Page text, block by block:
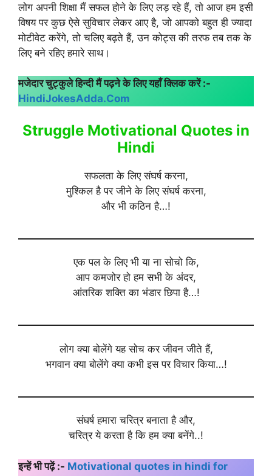
लोग अपनी शिक्षा मैं सफल होने के लिए लड़ रहे हैं, तो आज हम इसी
विषय पर कुछ ऐसे सुविचार लेकर आए है, जो आपको बहुत ही ज्यादा
मोटीवेट करेंगे, तो चलिए बढ़ते हैं, उन कोट्स की तरफ तब तक के
लिए बने रहिए हमारे साथ।
मजेदार चुट्कुले हिन्दी मैं पढ़ने के लिए यहाँ क्लिक करें :-
HindiJokesAdda.Com
Struggle Motivational Quotes in
Hindi
सफलता के लिए संघर्ष करना,
मुश्किल है पर जीने के लिए संघर्ष करना,
और भी कठिन है…!
एक पल के लिए भी या ना सोचो कि,
आप कमजोर हो हम सभी के अंदर,
आंतरिक शक्ति का भंडार छिपा है…!
लोग क्या बोलेंगे यह सोच कर जीवन जीते हैं,
भगवान क्या बोलेंगे क्या कभी इस पर विचार किया…!
संघर्ष हमारा चरित्र बनाता है और,
चरित्र ये करता है कि हम क्या बनेंगे..!
इन्हें भी पढ़ें :- Motivational quotes in hindi for